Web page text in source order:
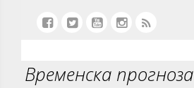
Временска прогноза